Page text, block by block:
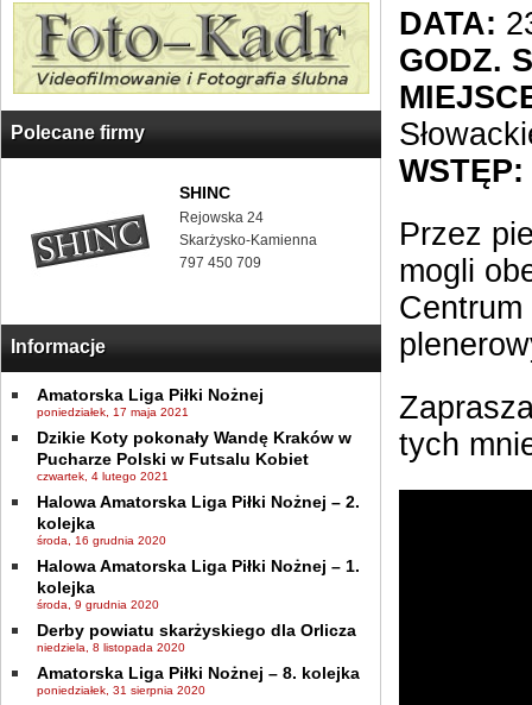
Polecane firmy
SHINC
Rejowska 24
Skarżysko-Kamienna
797 450 709
Informacje
Amatorska Liga Piłki Nożnej
poniedziałek, 17 maja 2021
Dzikie Koty pokonały Wandę Kraków w
Pucharze Polski w Futsalu Kobiet
czwartek, 4 lutego 2021
Halowa Amatorska Liga Piłki Nożnej – 2.
kolejka
środa, 16 grudnia 2020
Halowa Amatorska Liga Piłki Nożnej – 1.
kolejka
środa, 9 grudnia 2020
Derby powiatu skarżyskiego dla Orlicza
niedziela, 8 listopada 2020
Amatorska Liga Piłki Nożnej – 8. kolejka
poniedziałek, 31 sierpnia 2020
DATA:
GODZ.
WSTĘP:
Przez
mogli
tych